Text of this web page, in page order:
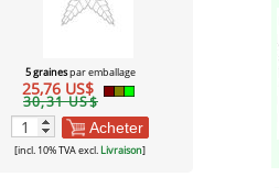
5 grainespar emballage
25,76 US$
30,31 US$
Acheter
[incl. 10% TVA excl.Livraison]